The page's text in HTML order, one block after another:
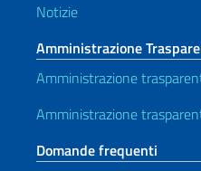
Notizie
Amministrazione
Amministrazione
Amministrazione
Domande frequenti